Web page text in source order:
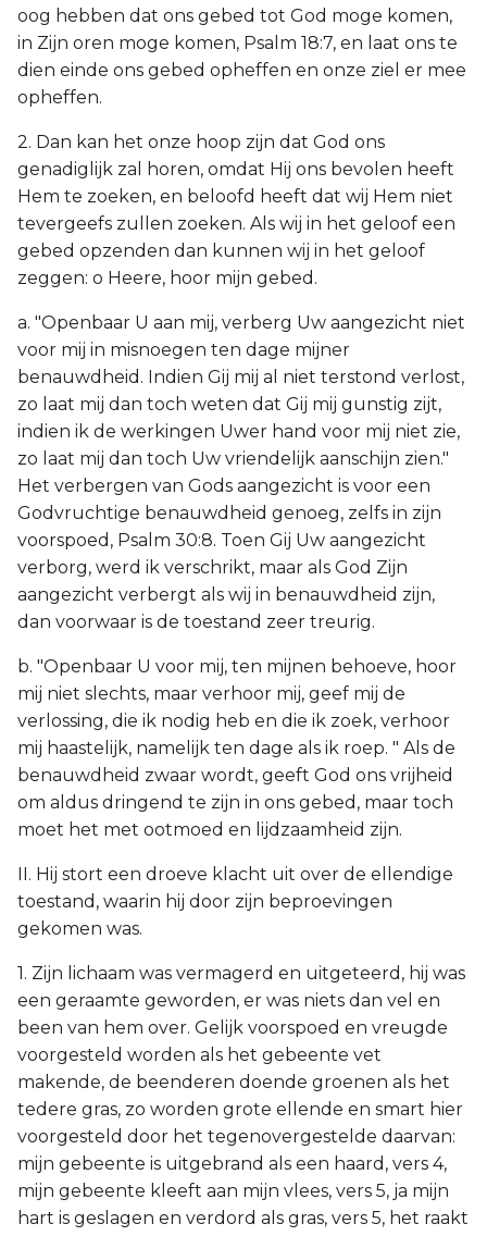
oog hebben dat ons gebed tot God moge komen,
in Zijn oren moge komen, Psalm 18:7, en laat ons te
dien einde ons gebed opheffen en onze ziel er mee
opheffen.
2. Dan kan het onze hoop zijn dat God ons
genadiglijk zal horen, omdat Hij ons bevolen heeft
Hem te zoeken, en beloofd heeft dat wij Hem niet
tevergeefs zullen zoeken. Als wij in het geloof een
gebed opzenden dan kunnen wij in het geloof
zeggen: o Heere, hoor mijn gebed.
a. "Openbaar U aan mij, verberg Uw aangezicht niet
voor mij in misnoegen ten dage mijner
benauwdheid. Indien Gij mij al niet terstond verlost,
zo laat mij dan toch weten dat Gij mij gunstig zijt,
indien ik de werkingen Uwer hand voor mij niet zie,
zo laat mij dan toch Uw vriendelijk aanschijn zien."
Het verbergen van Gods aangezicht is voor een
Godvruchtige benauwdheid genoeg, zelfs in zijn
voorspoed, Psalm 30:8. Toen Gij Uw aangezicht
verborg, werd ik verschrikt, maar als God Zijn
aangezicht verbergt als wij in benauwdheid zijn,
dan voorwaar is de toestand zeer treurig.
b. "Openbaar U voor mij, ten mijnen behoeve, hoor
mij niet slechts, maar verhoor mij, geef mij de
verlossing, die ik nodig heb en die ik zoek, verhoor
mij haastelijk, namelijk ten dage als ik roep. " Als de
benauwdheid zwaar wordt, geeft God ons vrijheid
om aldus dringend te zijn in ons gebed, maar toch
moet het met ootmoed en lijdzaamheid zijn.
II. Hij stort een droeve klacht uit over de ellendige
toestand, waarin hij door zijn beproevingen
gekomen was.
1. Zijn lichaam was vermagerd en uitgeteerd, hij was
een geraamte geworden, er was niets dan vel en
been van hem over. Gelijk voorspoed en vreugde
voorgesteld worden als het gebeente vet
makende, de beenderen doende groenen als het
tedere gras, zo worden grote ellende en smart hier
voorgesteld door het tegenovergestelde daarvan:
mijn gebeente is uitgebrand als een haard, vers 4,
mijn gebeente kleeft aan mijn vlees, vers 5, ja mijn
hart is geslagen en verdord als gras, vers 5, het raakt